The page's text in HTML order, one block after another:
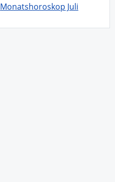
Monatshoroskop Juli